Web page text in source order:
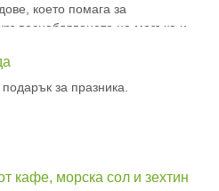
което помага за
на мозъка и
да облекчи хипертонията.
че тези свойств
за празника.
кафе, морска сол и зехтин